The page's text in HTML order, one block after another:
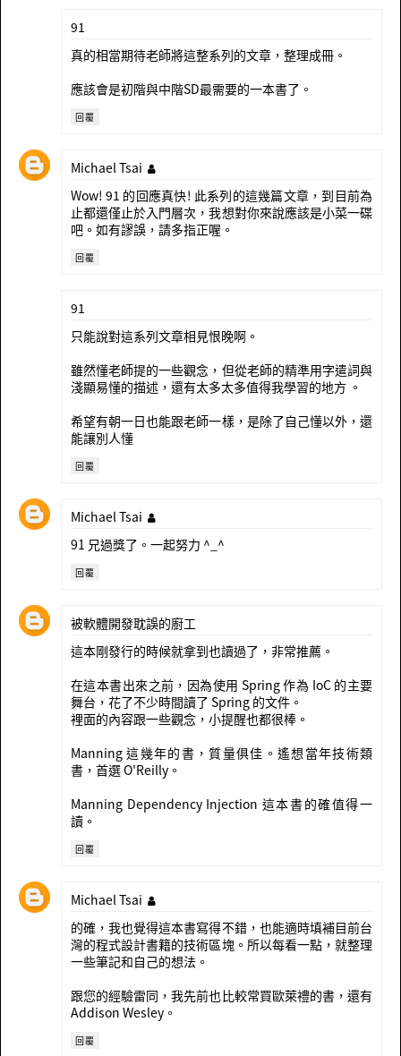
91
真的相當期待老師將這整系列的文章，整理成冊。
應該會是初階與中階SD最需要的一本書了。
回覆
Michael Tsai
Wow! 91 的回應真快! 此系列的這幾篇文章，到目前為
止都還僅止於入門層次，我想對你來說應該是小菜一碟
吧。如有謬誤，請多指正喔。
回覆
91
只能說對這系列文章相見恨晚啊。
雖然懂老師提的一些觀念，但從老師的精準用字遣詞與
淺顯易懂的描述，還有太多太多值得我學習的地方 。
希望有朝一日也能跟老師一樣，是除了自己懂以外，還
能讓別人懂
回覆
Michael Tsai
91 兄過獎了。一起努力 ^_^
回覆
被軟體開發耽誤的廚工
這本剛發行的時候就拿到也讀過了，非常推薦。
在這本書出來之前，因為使用 Spring 作為 IoC 的主要
舞台，花了不少時間讀了 Spring 的文件。
裡面的內容跟一些觀念，小提醒也都很棒。
Manning 這幾年的書，質量俱佳。遙想當年技術類
書，首選 O'Reilly。
Manning Dependency Injection 這本書的確值得一
讀。
回覆
Michael Tsai
的確，我也覺得這本書寫得不錯，也能適時填補目前台
灣的程式設計書籍的技術區塊。所以每看一點，就整理
一些筆記和自己的想法。
跟您的經驗雷同，我先前也比較常買歐萊禮的書，還有
Addison Wesley。
回覆